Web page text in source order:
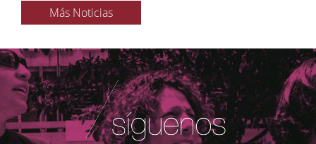
Más Noticias